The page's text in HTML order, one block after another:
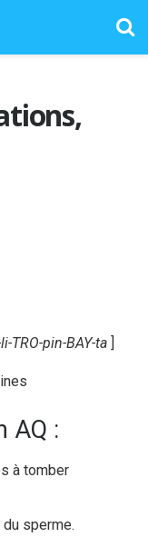
TRO-pin-BAY-ta ]
AQ :
à tomber
sperme.